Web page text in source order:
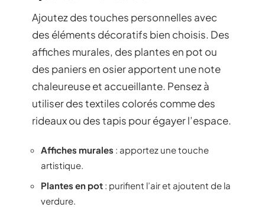
Ajoutez des touches personnelles avec
des éléments décoratifs bien choisis. Des
affiches murales, des plantes en pot ou
des paniers en osier apportent une note
chaleureuse et accueillante. Pensez à
utiliser des textiles colorés comme des
rideaux ou des tapis pour égayer l’espace.
Affiches murales : apportez une touche
artistique.
Plantes en pot : purifient l’air et ajoutent de la
verdure.